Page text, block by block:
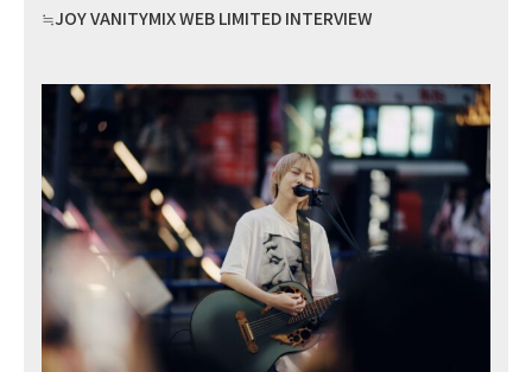
≒JOY VANITYMIX WEB LIMITED INTERVIEW